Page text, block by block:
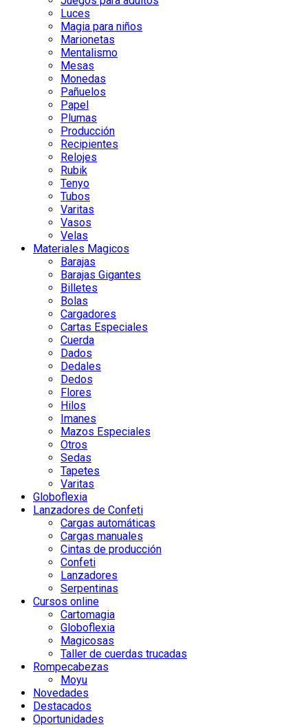
Luces
Magia para niños
Marionetas
Mentalismo
Mesas
Monedas
Pañuelos
Papel
Plumas
Producción
Recipientes
Relojes
Rubik
Tenyo
Tubos
Varitas
Vasos
Velas
Materiales Magicos
Barajas
Barajas Gigantes
Billetes
Bolas
Cargadores
Cartas Especiales
Cuerda
Dados
Dedales
Dedos
Flores
Hilos
Imanes
Mazos Especiales
Otros
Sedas
Tapetes
Varitas
Globoflexia
Lanzadores de Confeti
Cargas automáticas
Cargas manuales
Cintas de producción
Confeti
Lanzadores
Serpentinas
Cursos online
Cartomagia
Globoflexia
Magicosas
Taller de cuerdas trucadas
Rompecabezas
Moyu
Novedades
Destacados
Oportunidades